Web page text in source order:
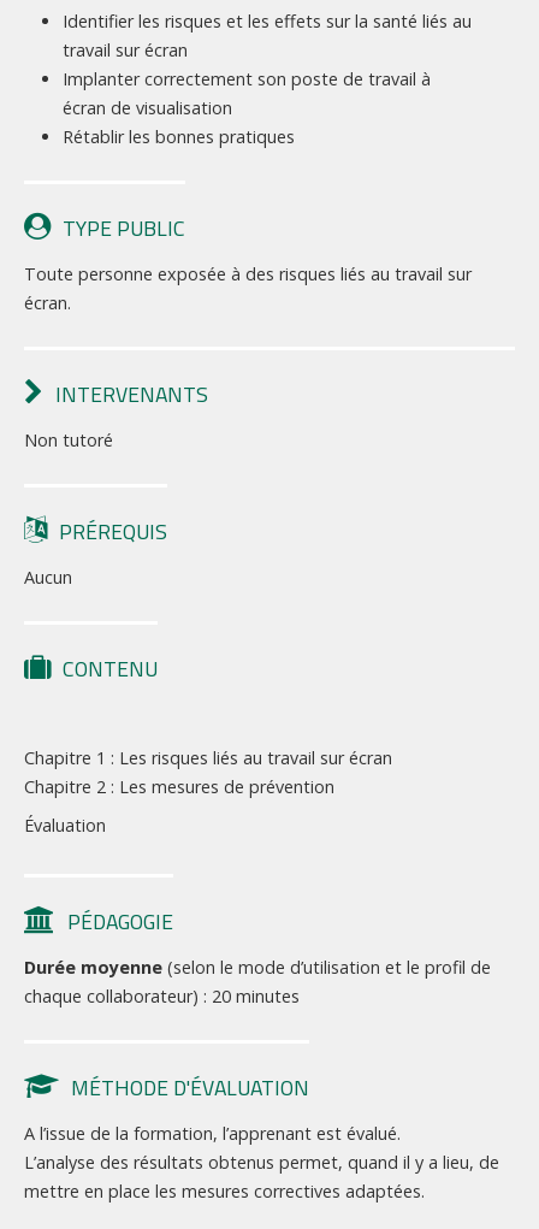
Identifier les risques et les effets sur la santé liés au
travail sur écran
Implanter correctement son poste de travail à
écran de visualisation
Rétablir les bonnes pratiques
TYPE PUBLIC
Toute personne exposée à des risques liés au travail sur
écran.
INTERVENANTS
Non tutoré
PRÉREQUIS
Aucun
CONTENU
Chapitre 1 : Les risques liés au travail sur écran
Chapitre 2 : Les mesures de prévention
Évaluation
PÉDAGOGIE
Durée moyenne (selon le mode d’utilisation et le profil de
chaque collaborateur) : 20 minutes
MÉTHODE D'ÉVALUATION
A l’issue de la formation, l’apprenant est évalué.
L’analyse des résultats obtenus permet, quand il y a lieu, de
mettre en place les mesures correctives adaptées.